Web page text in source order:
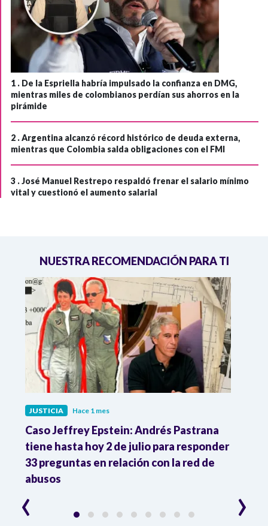
1 . De la Espriella habría impulsado la confianza en DMG,
mientras miles de colombianos perdían sus ahorros en la
pirámide
2 .Argentina alcanzó récord histórico de deuda externa,
mientras que Colombia salda obligaciones con el FMI
3 .José Manuel Restrepo respaldó frenar el salario mínimo
vital y cuestionó el aumento salarial
NUESTRA RECOMENDACIÓN PARA TI
JUSTICIA Hace 1 mes
Caso Jeffrey Epstein: Andrés Pastrana
tiene hasta hoy 2 de julio para responder
33 preguntas en relación con la red de
abusos
‹ ›